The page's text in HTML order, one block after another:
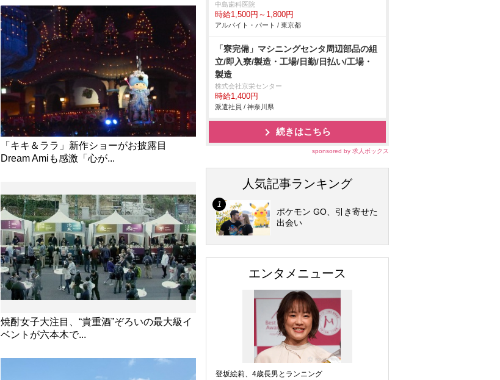
「キキ＆ララ」新作ショーがお披露目
Dream Amiも感激「心が...
焼酎女子大注目、“貴重酒”ぞろいの最大級イ
ベントが六本木で...
中島歯科医院
時給1,500円～1,800円
アルバイト・パート / 東京都
「寮完備」マシニングセンタ周辺部品の組
立/即入寮/製造・工場/日勤/日払い/工場・
製造
株式会社京栄センター
時給1,400円
派遣社員 / 神奈川県
続きはこちら
sponsored by 求人ボックス
人気記事ランキング
ポケモン GO、引き寄せた
出会い
エンタメニュース
登坂絵莉、4歳長男とランニング